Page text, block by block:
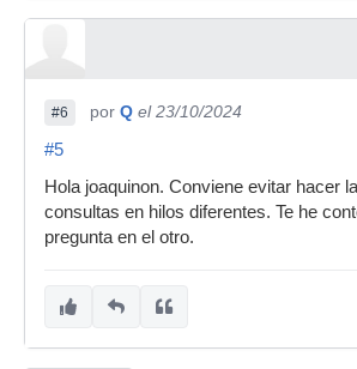
#6 por Q el 23/10/2024
#5
Hola joaquinon. Conviene evitar hacer
consultas en hilos diferentes. Te he
pregunta en el otro.